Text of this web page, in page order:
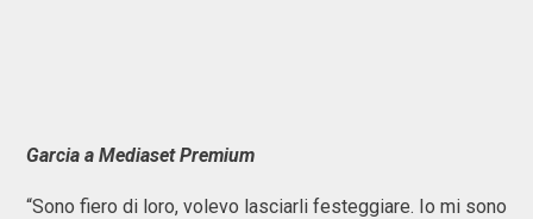
Garcia a Mediaset Premium
“Sono fiero di loro, volevo lasciarli festeggiare. Io mi sono